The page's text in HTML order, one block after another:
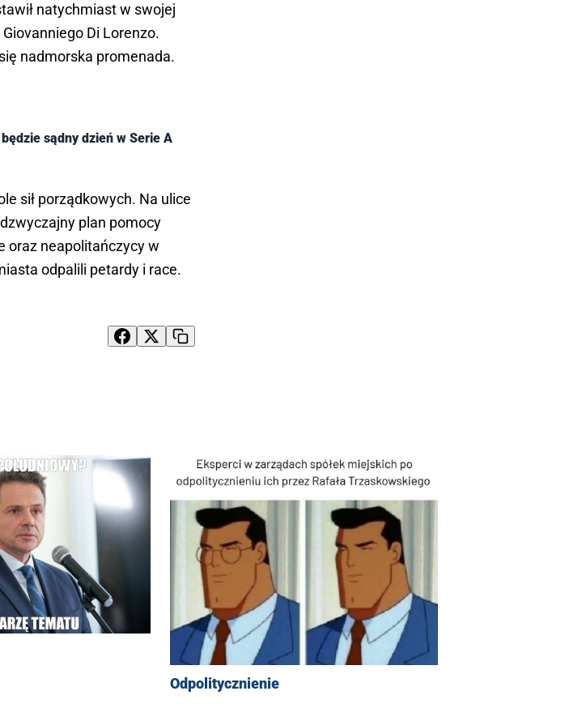
natychmiast w swojej
Di Lorenzo.
nadmorska promenada.
sądny dzień w Serie A
sił porządkowych. Na ulice
plan pomocy
oraz neapolitańczycy w
odpalili petardy i race.
Odpolitycznienie